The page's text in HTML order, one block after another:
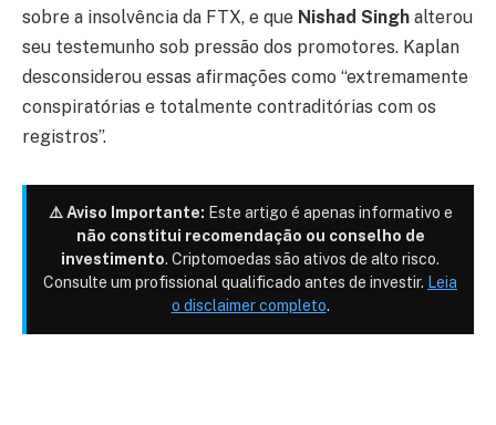
sobre a insolvência da FTX, e que Nishad Singh alterou
seu testemunho sob pressão dos promotores. Kaplan
desconsiderou essas afirmações como “extremamente
conspiratórias e totalmente contraditórias com os
registros”.
⚠️ Aviso Importante: Este artigo é apenas informativo e
não constitui recomendação ou conselho de
investimento. Criptomoedas são ativos de alto risco.
Consulte um profissional qualificado antes de investir. Leia
o disclaimer completo.